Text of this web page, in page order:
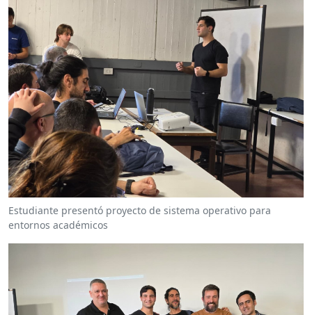
Estudiante presentó proyecto de sistema operativo para
entornos académicos